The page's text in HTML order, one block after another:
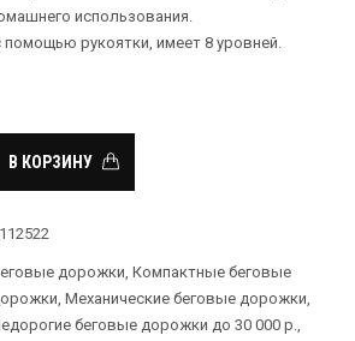
использования.
помощью рукоятки, имеет 8 уровней.
В КОРЗИНУ
дорожки, Компактные беговые
, Механические беговые дорожки,
беговые дорожки до 30 000 р.,